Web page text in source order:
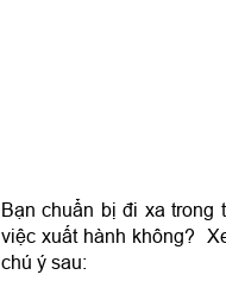
Bạn chuẩn bị đi xa trong
việc xuất hành không?
chú ý sau: